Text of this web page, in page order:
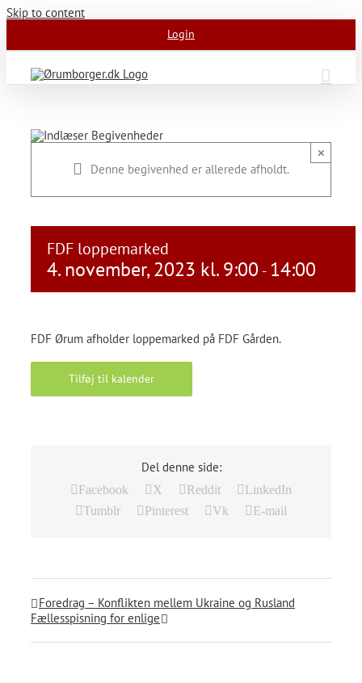
Skip to content
Login
Denne begivenhed er allerede afholdt.
×
FDF loppemarked
4. november, 2023 kl. 9:00 - 14:00
FDF Ørum afholder loppemarked på FDF Gården.
Tilføj til kalender
Del denne side:
Facebook X Reddit
LinkedIn
Tumblr
Pinterest Vk E-mail
Foredrag – Konflikten mellem Ukraine og Rusland
Fællesspisning for enlige